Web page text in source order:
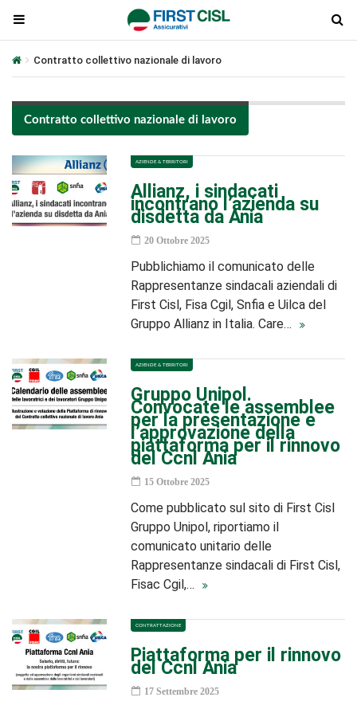
Contratto collettivo nazionale di lavoro
Contratto collettivo nazionale di lavoro
AZIENDE & TERRITORI
Allianz, i sindacati
incontrano l’azienda su
disdetta da Ania
20 Ottobre 2025
Pubblichiamo il comunicato delle
Rappresentanze sindacali aziendali di
First Cisl, Fisa Cgil, Snfia e Uilca del
Gruppo Allianz in Italia. Care…
AZIENDE & TERRITORI
Gruppo Unipol.
Convocate le assemblee
per la presentazione e
l’approvazione della
piattaforma per il rinnovo
del Ccnl Ania
15 Ottobre 2025
Come pubblicato sul sito di First Cisl
Gruppo Unipol, riportiamo il
comunicato unitario delle
Rappresentanze sindacali di First Cisl,
Fisac Cgil,…
CONTRATTAZIONE
Piattaforma per il rinnovo
del Ccnl Ania
17 Settembre 2025